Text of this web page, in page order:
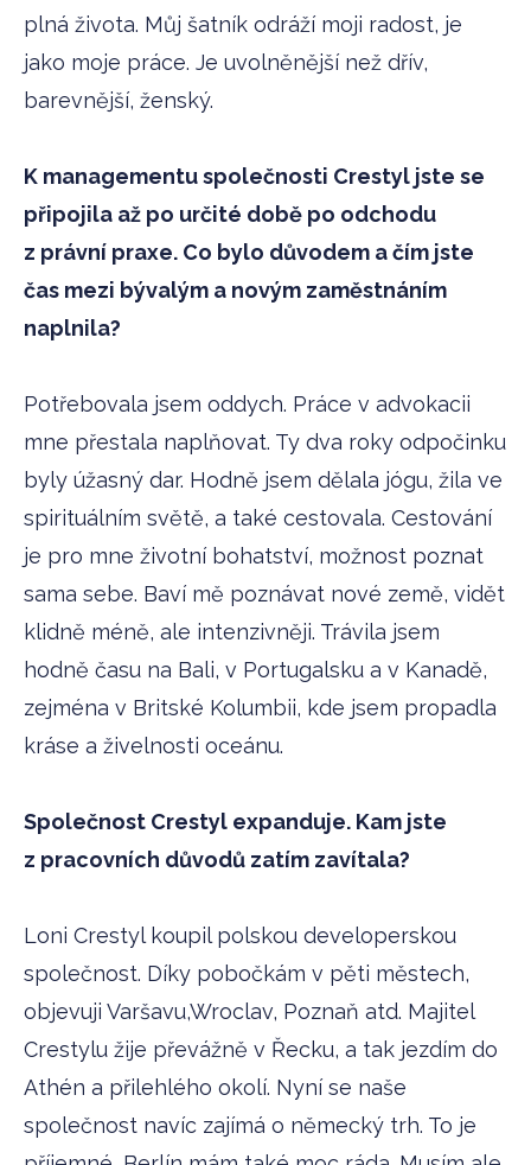
plná života. Můj šatník odráží moji radost, je
jako moje práce. Je uvolněnější než dřív,
barevnější, ženský.
K managementu společnosti Crestyl jste se
připojila až po určité době po odchodu
z právní praxe. Co bylo důvodem a čím jste
čas mezi bývalým a novým zaměstnáním
naplnila?
Potřebovala jsem oddych. Práce v advokacii
mne přestala naplňovat. Ty dva roky odpočinku
byly úžasný dar. Hodně jsem dělala jógu, žila ve
spirituálním světě, a také cestovala. Cestování
je pro mne životní bohatství, možnost poznat
sama sebe. Baví mě poznávat nové země, vidět
klidně méně, ale intenzivněji. Trávila jsem
hodně času na Bali, v Portugalsku a v Kanadě,
zejména v Britské Kolumbii, kde jsem propadla
kráse a živelnosti oceánu.
Společnost Crestyl expanduje. Kam jste
z pracovních důvodů zatím zavítala?
Loni Crestyl koupil polskou developerskou
společnost. Díky pobočkám v pěti městech,
objevuji Varšavu,Wroclav, Poznaň atd. Majitel
Crestylu žije převážně v Řecku, a tak jezdím do
Athén a přilehlého okolí. Nyní se naše
společnost navíc zajímá o německý trh. To je